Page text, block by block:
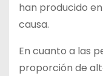
han producido
causa.
En cuanto a las
proporción de